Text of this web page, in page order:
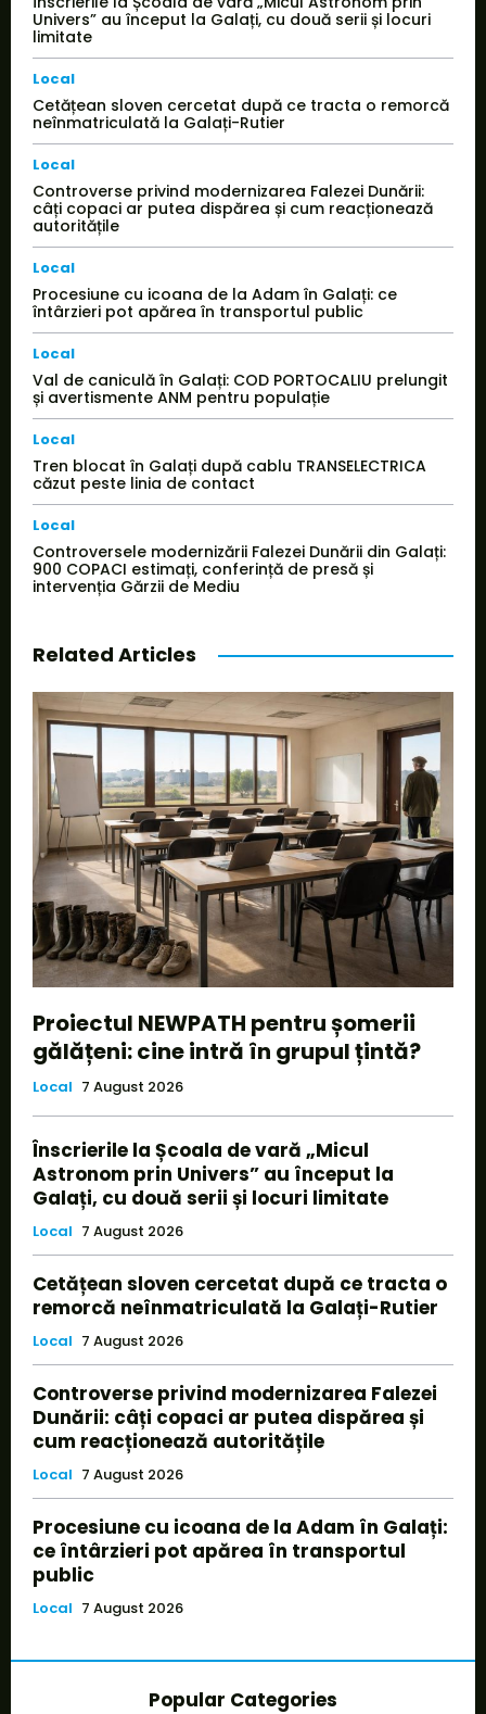
Univers” au început la Galați, cu două serii și locuri
limitate
Local
Cetățean sloven cercetat după ce tracta o remorcă
neînmatriculată la Galați-Rutier
Local
Controverse privind modernizarea Falezei Dunării:
câți copaci ar putea dispărea și cum reacționează
autoritățile
Local
Procesiune cu icoana de la Adam în Galați: ce
întârzieri pot apărea în transportul public
Local
Val de caniculă în Galați: COD PORTOCALIU prelungit
și avertismente ANM pentru populație
Local
Tren blocat în Galați după cablu TRANSELECTRICA
căzut peste linia de contact
Local
Controversele modernizării Falezei Dunării din Galați:
900 COPACI estimați, conferință de presă și
intervenția Gărzii de Mediu
Related Articles
Proiectul NEWPATH pentru șomerii
gălățeni: cine intră în grupul țintă?
Local 7 August 2026
Înscrierile la Școala de vară „Micul
Astronom prin Univers” au început la
Galați, cu două serii și locuri limitate
Local 7 August 2026
Cetățean sloven cercetat după ce tracta o
remorcă neînmatriculată la Galați-Rutier
Local 7 August 2026
Controverse privind modernizarea Falezei
Dunării: câți copaci ar putea dispărea și
cum reacționează autoritățile
Local 7 August 2026
Procesiune cu icoana de la Adam în Galați:
ce întârzieri pot apărea în transportul
public
Local 7 August 2026
Popular Categories